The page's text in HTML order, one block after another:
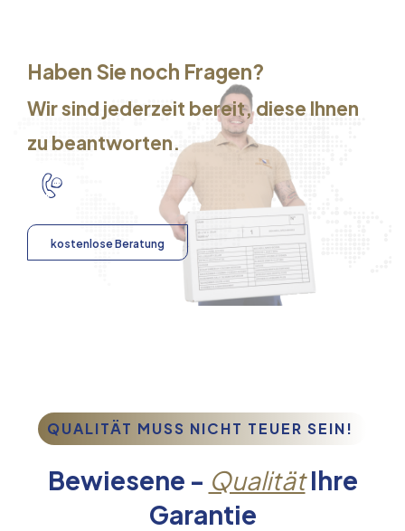
Haben Sie noch Fragen?
Wir sind jederzeit bereit, diese Ihnen
zu beantworten.
kostenlose Beratung
QUALITÄT MUSS NICHT TEUER SEIN!
Bewiesene - QualitätIhre
Garantie